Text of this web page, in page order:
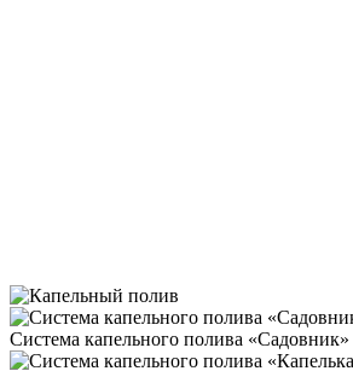
Система капельного полива «Садовник»